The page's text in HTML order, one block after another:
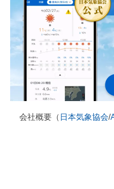
会社概要（ 日本気象協会/